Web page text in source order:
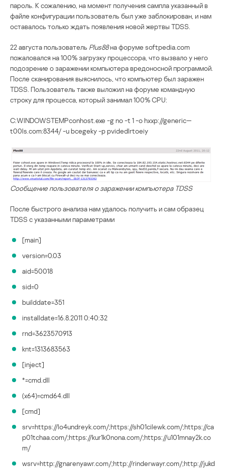
пароль. К сожалению, на момент получения сампла указанный в
файле конфигурации пользователь был уже заблокирован, и нам
оставалось только ждать появления новой жертвы TDSS.
22 августа пользователь Plus88на форуме softpedia.com
пожаловался на 100% загрузку процессора, что вызвало у него
подозрение о заражении компьютера вредоносной программой.
После сканирования выяснилось, что компьютер был заражен
TDSS. Пользователь также выложил на форуме командную
строку для процесса, который занимал 100% CPU:
C:WINDOWSTEMPconhost.exe -g no -t 1 -o hxxp://generic—
t00ls.com:8344/ -u bcegeky -p pvidedlrtoeiy
Сообщение пользователя о заражении компьютера TDSS
После быстрого анализа нам удалось получить и сам образец
TDSS с указанными параметрами
[main]
version=0.03
aid=50018
sid=0
builddate=351
installdate=16.8.2011 0:40:32
rnd=3623570913
knt=1313683563
[inject]
*=cmd.dll
(x64)=cmd64.dll
[cmd]
srv=https://lo4undreyk.com/;https://sh01cilewk.com/;https://ca
p01tchaa.com/;https://kur1k0nona.com/;https://u101mnay2k.co
m/
wsrv=http://gnarenyawr.com/;http://rinderwayr.com/;http://jukd